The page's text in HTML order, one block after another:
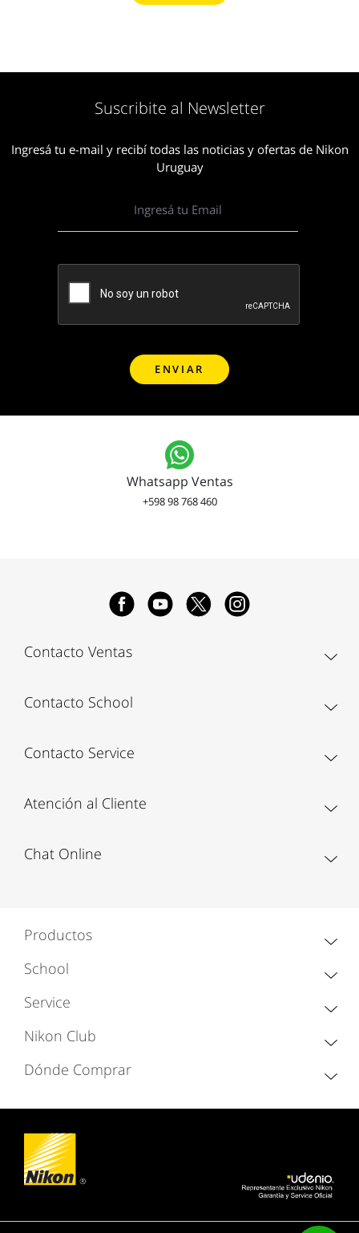
Suscribite al Newsletter
Ingresá tu e-mail y recibí todas las noticias y ofertas de Nikon
Uruguay
Whatsapp Ventas
+598 98 768 460
Contacto Ventas
Contacto School
Contacto Service
Atención al Cliente
Chat Online
Productos
School
Service
Nikon Club
Dónde Comprar